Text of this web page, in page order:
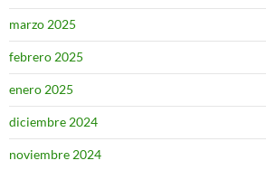
marzo 2025
febrero 2025
enero 2025
diciembre 2024
noviembre 2024